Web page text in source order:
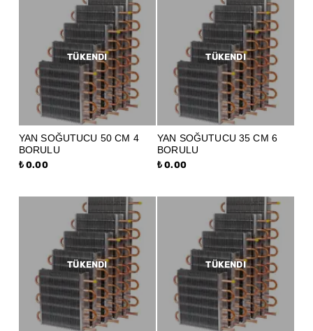
TÜKENDI
YAN SOĞUTUCU 50 CM 4
BORULU
₺ 0.00
TÜKENDI
YAN SOĞUTUCU 35 CM 6
BORULU
₺ 0.00
TÜKENDI TÜKENDI